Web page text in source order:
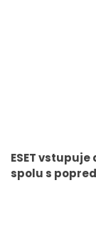
ESET
spolu s